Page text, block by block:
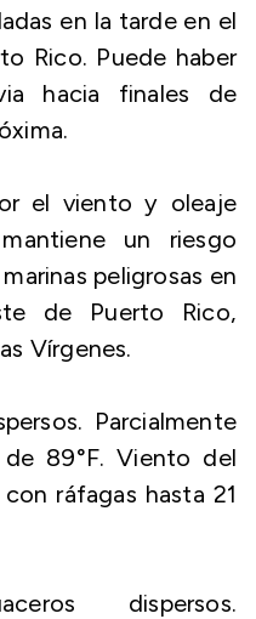
en la tarde en el
Rico. Puede haber
hacia finales de
el viento y oleaje
un riesgo
peligrosas en
de Puerto Rico,
Vírgenes.
Parcialmente
89°F. Viento del
ráfagas hasta 21
dispersos.